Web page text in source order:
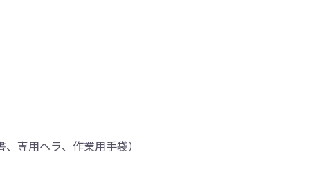
専用ヘラ、作業用手袋）